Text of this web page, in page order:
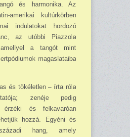
és harmonika. Az
amerikai kultúrkörben
indulatokat hordozó
az utóbbi Piazzola
amellyel a tangót mint
magaslataiba
és tökéletlen – írta róla
zenéje pedig
érzéki és felkavaróan
hozzá. Egyéni és
hang, amely